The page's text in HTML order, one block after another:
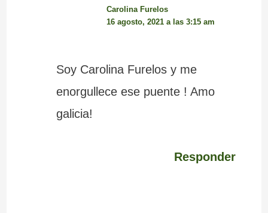
Carolina Furelos
16 agosto, 2021 a las 3:15 am
Soy Carolina Furelos y me
enorgullece ese puente ! Amo
galicia!
Responder